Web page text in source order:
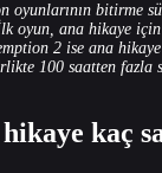
oyunlarının bitirme
oyun, ana hikaye
2 ise ana
100 saatten fazla
kaç